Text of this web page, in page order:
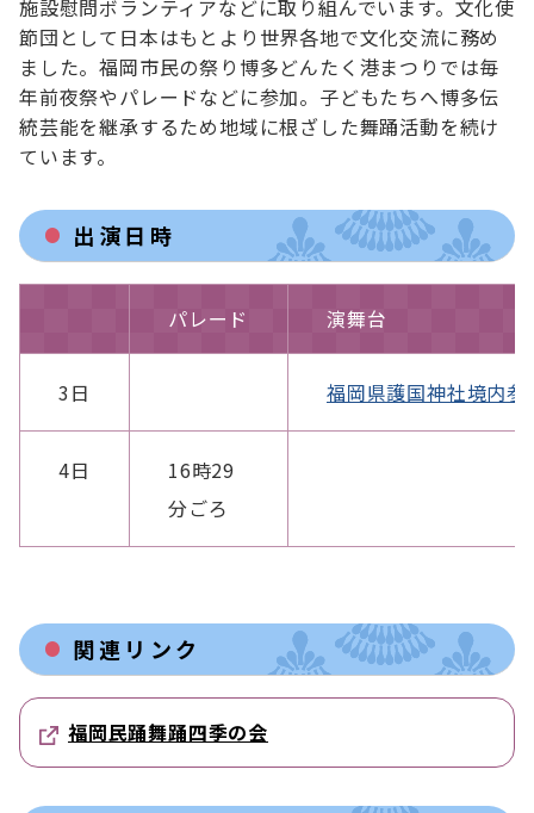
施設慰問ボランティアなどに取り組んでいます。文化使
節団として日本はもとより世界各地で文化交流に務め
ました。福岡市民の祭り博多どんたく港まつりでは毎
年前夜祭やパレードなどに参加。子どもたちへ博多伝
統芸能を継承するため地域に根ざした舞踊活動を続け
ています。
出演日時
パレード 演舞台
3日 福岡県護国神社境内参
4日
16時29
分ごろ
関連リンク
福岡民踊舞踊四季の会